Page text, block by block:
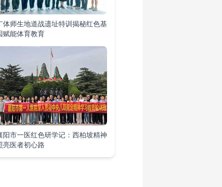
体师生地道战遗址特训揭秘红色基
赋能体育教育
阳市一医红色研学记：西柏坡精神
亮医者初心路